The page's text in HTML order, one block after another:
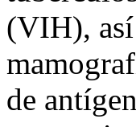
(VIH), así
de